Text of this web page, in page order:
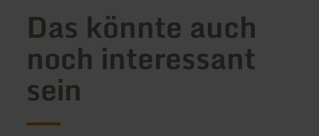
Das könnte auch
noch interessant
sein